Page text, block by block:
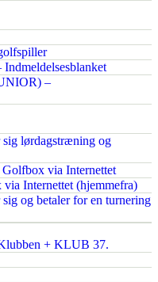
–
lørdagstræning og
via Internettet
Internettet (hjemmefra)
og betaler for en turnering
+ KLUB 37.